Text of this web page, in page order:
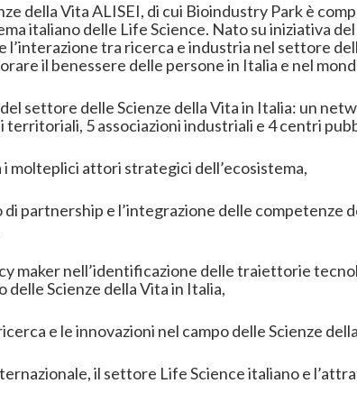
della Vita ALISEI, di cui Bioindustry Park è
italiano delle Life Science. Nato su iniziativa
l’interazione tra ricerca e industria nel settore
il benessere delle persone in Italia e nel
settore delle Scienze della Vita in Italia: un
territoriali, 5 associazioni industriali e 4 centri
molteplici attori strategici dell’ecosistema,
partnership e l’integrazione delle competenze
maker nell’identificazione delle traiettorie
Scienze della Vita in Italia,
e le innovazioni nel campo delle Scienze
il settore Life Science italiano e